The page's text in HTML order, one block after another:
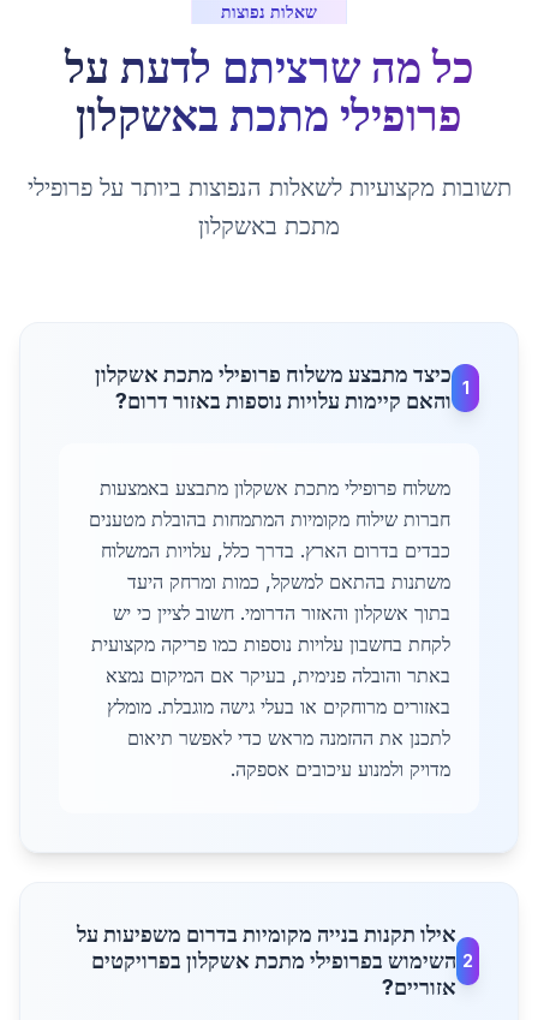
שאלות נפוצות
כל מה שרציתם לדעת על
פרופילי מתכת באשקלון
תשובות מקצועיות לשאלות הנפוצות ביותר עלפרופילי
מתכת באשקלון
1
כיצד מתבצע משלוח פרופילי מתכת אשקלון
והאם קיימות עלויות נוספות באזור דרום?
משלוח פרופילי מתכת אשקלון מתבצע באמצעות
חברות שילוח מקומיות המתמחות בהובלת מטענים
כבדים בדרום הארץ. בדרך כלל, עלויות המשלוח
משתנות בהתאם למשקל, כמות ומרחק היעד
בתוך אשקלון והאזור הדרומי. חשוב לציין כי יש
לקחת בחשבון עלויות נוספות כמו פריקה מקצועית
באתר והובלה פנימית, בעיקר אם המיקום נמצא
באזורים מרוחקים או בעלי גישה מוגבלת. מומלץ
לתכנן את ההזמנה מראש כדי לאפשר תיאום
מדויק ולמנוע עיכובים אספקה.
2
אילו תקנות בנייה מקומיות בדרום משפיעות על
השימוש בפרופילי מתכת אשקלון בפרויקטים
אזוריים?